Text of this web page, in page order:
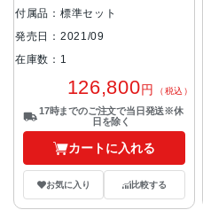
付属品：標準セット
発売日：2021/09
在庫数：1
126,800円 （税込）
17時までのご注文で当日発送※休
日を除く
カートに入れる
お気に入り 比較する